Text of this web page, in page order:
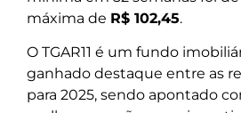
máxima de R$ 102,45.
O TGAR11 é um fundo
ganhado destaque entre as
para 2025, sendo apontado